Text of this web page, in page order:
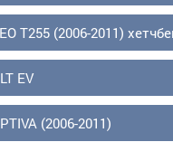
T255 (2006-2011)
EV
(2006-2011)